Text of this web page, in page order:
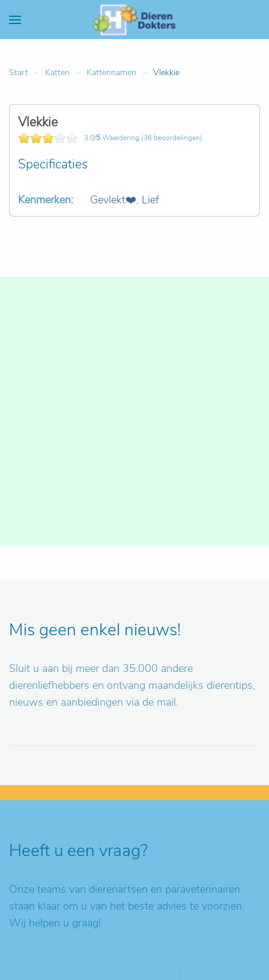
Start Katten Kattennamen Vlekkie
Vlekkie
3.0/5Waardering (36 beoordelingen)
Specificaties
Kenmerken: Gevlekt❤️, Lief
Mis geen enkel nieuws!
Sluit u aan bij meer dan 35.000 andere
dierenliefhebbers en ontvang maandelijks dierentips,
nieuws en aanbiedingen via de mail.
Heeft u een vraag?
Onze teams van dierenartsen en paraveterinairen
staan klaar om u van het beste advies te voorzien.
Wij helpen u graag!